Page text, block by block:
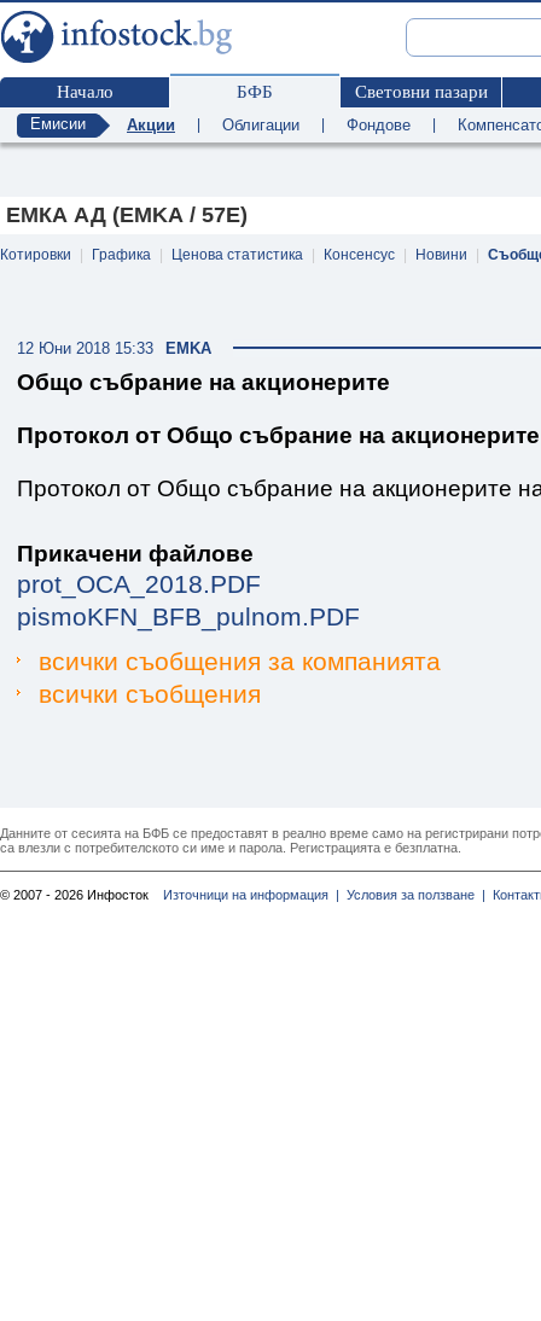
Начало БФБ Световни пазари
Емисии Акции Облигации Фондове
ЕМКА АД (EMKA / 57E)
Котировки Графика Ценова статистика Консенсус Новини
EMKA
12 Юни 2018 15:33
Общо събрание на акционерите
Протокол от Общо събрание на акционерите
Протокол от Общо събрание на акционерите
Прикачени файлове
prot_OCA_2018.PDF
pismoKFN_BFB_pulnom.PDF
всички съобщения за компанията
всички съобщения
Данните от сесията на БФБ се предоставят в реално време само на регистрирани
са влезли с потребителското си име и парола. Регистрацията е безплатна.
© 2007 - 2026 Инфосток Източници на информация | Условия за ползване |